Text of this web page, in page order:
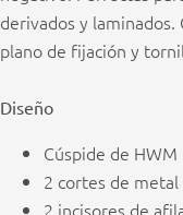
derivados y
plano de fijación y
Diseño
Cúspide de HWM
2 cortes de
2 incisores de